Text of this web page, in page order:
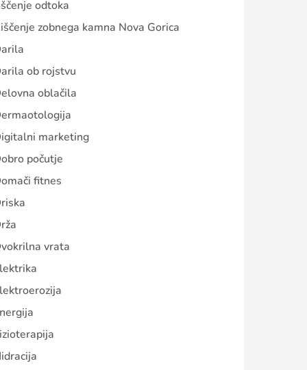
odtoka
zobnega kamna Nova Gorica
ob rojstvu
oblačila
marketing
počutje
fitnes
vrata